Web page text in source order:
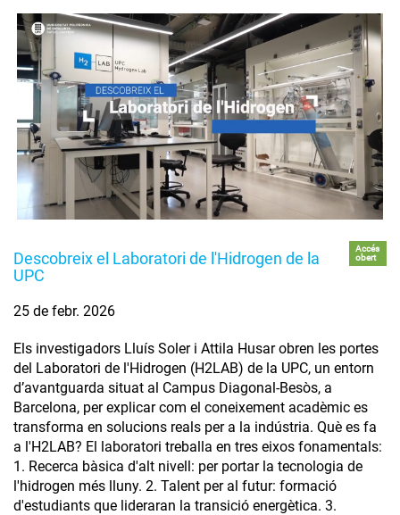
Descobreix el Laboratori de l'Hidrogen de la
UPC
Accés
obert
25 de febr. 2026
Els investigadors Lluís Soler i Attila Husar obren les portes
del Laboratori de l'Hidrogen (H2LAB) de la UPC, un entorn
d’avantguarda situat al Campus Diagonal-Besòs, a
Barcelona, per explicar com el coneixement acadèmic es
transforma en solucions reals per a la indústria. Què es fa
a l'H2LAB? El laboratori treballa en tres eixos fonamentals:
1. Recerca bàsica d'alt nivell: per portar la tecnologia de
l'hidrogen més lluny. 2. Talent per al futur: formació
d'estudiants que lideraran la transició energètica. 3.